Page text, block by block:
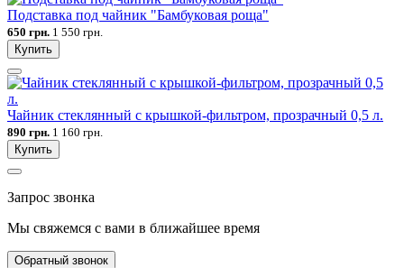
Подставка под чайник "Бамбуковая роща"
650 грн. 1 550 грн.
Купить
Чайник стеклянный с крышкой-фильтром, прозрачный 0,5 л.
890 грн. 1 160 грн.
Купить
Запрос звонка
Мы свяжемся с вами в ближайшее время
Обратный звонок